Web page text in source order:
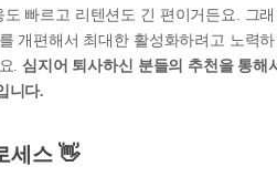
빠르고 리텐션도 긴 편이거든요. 그래
개편해서 최대한 활성화하려고 노력하
.심지어 퇴사하신 분들의 추천을 통해
니다.
세스 👋